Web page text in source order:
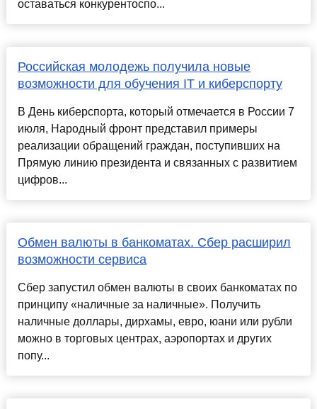
оставаться конкурентоспо...
Российская молодежь получила новые
возможности для обучения IT и киберспорту
В День киберспорта, который отмечается в России 7
июля, Народный фронт представил примеры
реализации обращений граждан, поступивших на
Прямую линию президента и связанных с развитием
цифров...
Обмен валюты в банкоматах. Сбер расширил
возможности сервиса
Сбер запустил обмен валюты в своих банкоматах по
принципу «наличные за наличные». Получить
наличные доллары, дирхамы, евро, юани или рубли
можно в торговых центрах, аэропортах и других
попу...